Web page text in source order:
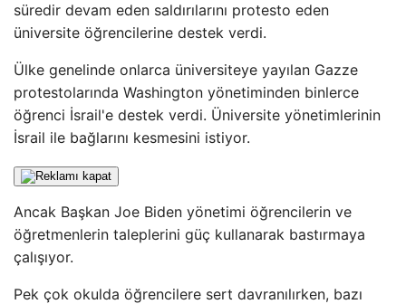
süredir devam eden saldırılarını protesto eden
üniversite öğrencilerine destek verdi.
Ülke genelinde onlarca üniversiteye yayılan Gazze
protestolarında Washington yönetiminden binlerce
öğrenci İsrail'e destek verdi. Üniversite yönetimlerinin
İsrail ile bağlarını kesmesini istiyor.
Ancak Başkan Joe Biden yönetimi öğrencilerin ve
öğretmenlerin taleplerini güç kullanarak bastırmaya
çalışıyor.
Pek çok okulda öğrencilere sert davranılırken, bazı